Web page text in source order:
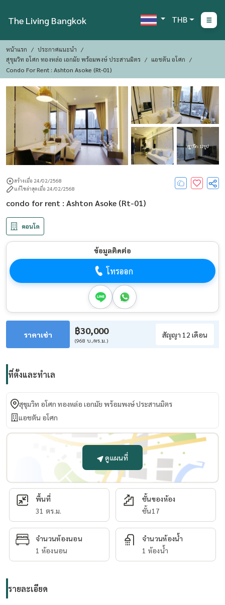
The Living Bangkok THB
หน้าแรก
ประกาศแนะนำ
สุขุมวิท อโศก ทองหล่อ เอกมัย พร้อมพงษ์ ประสานมิตร
แอชตัน อโศก
Condo For Rent : Ashton Asoke (Rt-01)
ดูรูปอีก : 12 รูป
สร้างเมื่อ 24/02/2568
แก้ไขล่าสุดเมื่อ 24/02/2568
condo for rent : Ashton Asoke (Rt-01)
คอนโด
ข้อมูลติดต่อ
โทรออก
ราคาเช่า ฿30,000
(968 บ./ตร.ม.)
สัญญา 12 เดือน
ที่ตั้งและทำเล
สุขุมวิท อโศก ทองหล่อ เอกมัย พร้อมพงษ์ ประสานมิตร
แอชตัน อโศก
ดูแผนที่
พื้นที่
31 ตร.ม.
ชั้นของห้อง
ชั้น17
จำนวนห้องนอน
1 ห้องนอน
จำนวนห้องน้ำ
1 ห้องน้ำ
รายละเอียด